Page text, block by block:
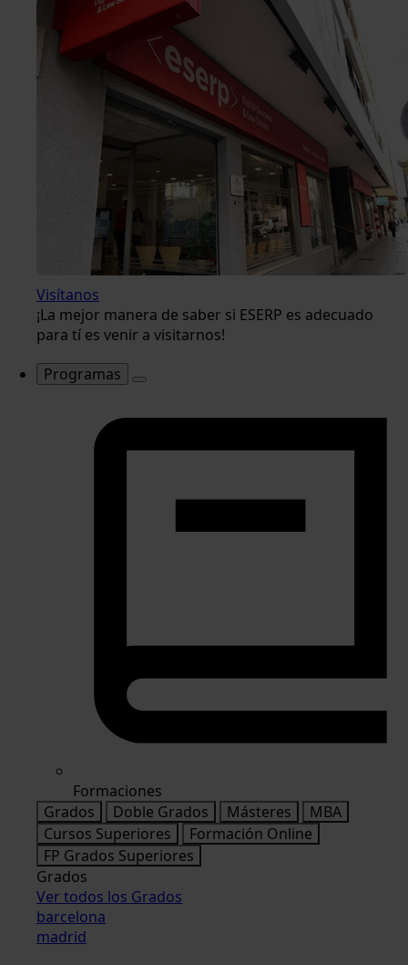
Visítanos
¡La mejor manera de saber si ESERP es adecuado
para tí es venir a visitarnos!
Programas
Formaciones
Grados
Doble Grados Másteres
MBA
Cursos Superiores
Formación Online
FP Grados Superiores
Grados
Ver todos los Grados
barcelona
madrid